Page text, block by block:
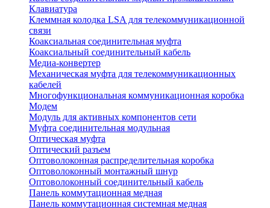
Клавиатура
Клеммная колодка LSA для телекоммуникационной
связи
Коаксиальная соединительная муфта
Коаксиальный соединительный кабель
Медиа-конвертер
Механическая муфта для телекоммуникационных
кабелей
Многофункциональная коммуникационная коробка
Модем
Модуль для активных компонентов сети
Муфта соединительная модульная
Оптическая муфта
Оптический разъем
Оптоволоконная распределительная коробка
Оптоволоконный монтажный шнур
Оптоволоконный соединительный кабель
Панель коммутационная медная
Панель коммутационная системная медная